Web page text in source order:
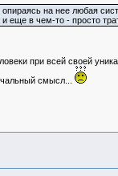
на нее любая
еще в чем-то - просто
при всей своей
смысл...